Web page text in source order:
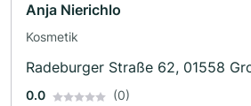
Anja Nierichlo
Kosmetik
Radeburger Straße 62, 01558
0.0 (0)